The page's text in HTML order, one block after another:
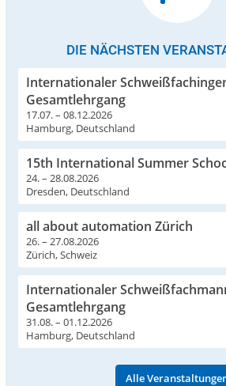
DIE NÄCHSTEN
Internationaler
Gesamtlehrgang
17.07. – 08.12.2026
Hamburg, Deutschland
15th International Summer
24. – 28.08.2026
Dresden, Deutschland
all about automation Zürich
26. – 27.08.2026
Zürich, Schweiz
Internationaler
Gesamtlehrgang
31.08. – 01.12.2026
Hamburg, Deutschland
Alle